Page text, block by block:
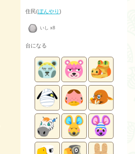
住民(ぼんやり)
いし x8
台になる